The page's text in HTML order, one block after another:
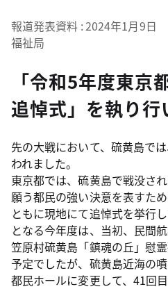
報道発表資料 2024年1月9日
福祉局
「令和5年度東京
追悼式」を執り行
先の大戦において、硫黄島で
われました。
東京都では、硫黄島で戦没さ
願う都民の強い決意を表すた
ともに現地にて追悼式を挙行
となる今年度は、当初、民間
笠原村硫黄島「鎮魂の丘」慰
予定でしたが、硫黄島近海の
都民ホールに変更して、41回